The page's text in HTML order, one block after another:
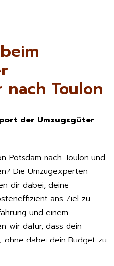
nach Toulon
der Umzugsgüter
Potsdam nach Toulon und
Die Umzugexperten
dir dabei, deine
ans Ziel zu
und einem
wir dafür, dass dein
ohne dabei dein Budget zu